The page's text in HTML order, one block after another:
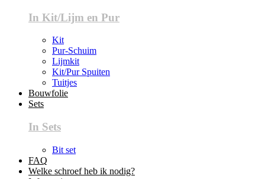
In Kit/Lijm en Pur
Kit
Pur-Schuim
Lijmkit
Kit/Pur Spuiten
Tuitjes
Bouwfolie
Sets
In Sets
Bit set
FAQ
Welke schroef heb ik nodig?